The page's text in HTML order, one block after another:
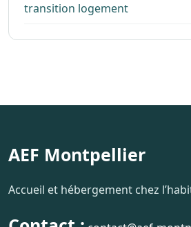
transition logement
AEF Montpellier
Accueil et hébergement chez